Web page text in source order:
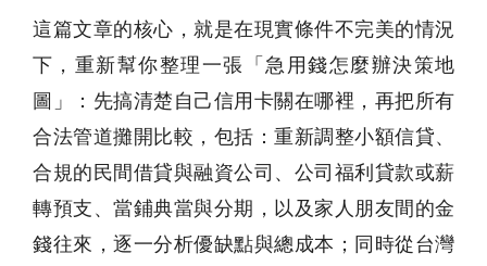
這篇文章的核心，就是在現實條件不完美的情況
下，重新幫你整理一張「急用錢怎麼辦決策地
圖」：先搞清楚自己信用卡關在哪裡，再把所有
合法管道攤開比較，包括：重新調整小額信貸、
合規的民間借貸與融資公司、公司福利貸款或薪
轉預支、當鋪典當與分期，以及家人朋友間的金
錢往來，逐一分析優缺點與總成本；同時從台灣